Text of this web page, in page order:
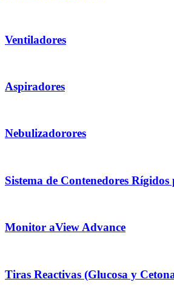
Ventiladores
Aspiradores
Nebulizadorores
Sistema de Contenedores
Monitor aView Advance
Tiras Reactivas (Glucosa y